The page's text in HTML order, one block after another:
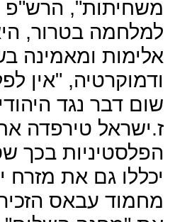
משחיתות", הרש"פ
למלחמה בטרור,
אלימות ומאמינה
ודמוקרטיה, "אין
שום דבר נגד
ז.ישראל טירפדה
הפלסטיניות בכך
יכללו גם את מזרח
מחמוד עבאס